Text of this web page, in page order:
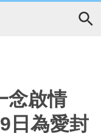
念啟情
日為愛封